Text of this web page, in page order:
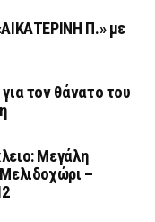
Π.» με
τον θάνατο του
Μεγάλη
–